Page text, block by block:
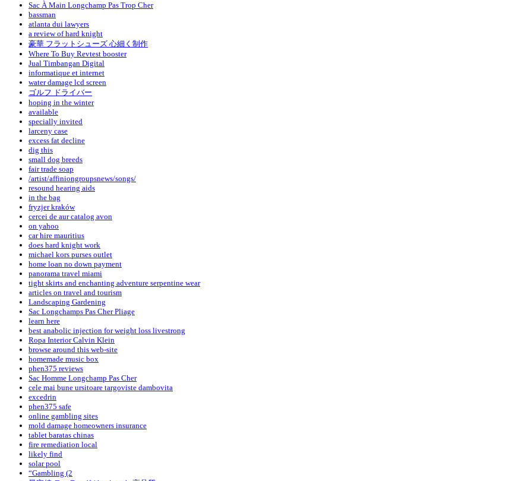
Sac À Main Longchamp Pas Trop Cher
bassman
atlanta dui lawyers
a review of hard knight
豪華 フラットシューズ 心細く制作
Where To Buy Revtest booster
Jual Timbangan Digital
informatique et internet
water damage lcd screen
ゴルフ ドライバー
hoping in the winter
available
specially invited
larceny case
excess fat decline
dig this
small dog breeds
fair trade soap
/artist/affiniongroupsnews/songs/
resound hearing aids
in the bag
fryzjer kraków
cercei de aur catalog avon
on yahoo
car hire mauritius
does hard knight work
michael kors purses outlet
home loan no down payment
panorama travel miami
tight skirts and enchanting adventure serpentine wear
articles on travel and tourism
Landscaping Gardening
Sac Longchamps Pas Cher Pliage
learn here
best anabolic injection for weight loss livestrong
Ropa Interior Calvin Klein
browse around this web-site
homemade music box
phen375 reviews
Sac Homme Longchamp Pas Cher
cele mai bune ursitoare targoviste dambovita
excedrin
phen375 safe
online gambling sites
mold damage homeowners insurance
tablet baratas chinas
fire remediation local
likely find
solar pool
“Gambling (2